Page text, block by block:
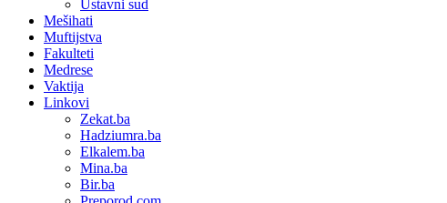
Ustavni sud
Mešihati
Muftijstva
Fakulteti
Medrese
Vaktija
Linkovi
Zekat.ba
Hadziumra.ba
Elkalem.ba
Mina.ba
Bir.ba